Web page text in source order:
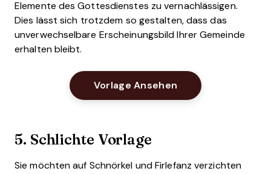
Elemente des Gottesdienstes zu vernachlässigen.
Dies lässt sich trotzdem so gestalten, dass das
unverwechselbare Erscheinungsbild Ihrer Gemeinde
erhalten bleibt.
Vorlage Ansehen Opens New
5. Schlichte Vorlage
Sie möchten auf Schnörkel und Firlefanz verzichten